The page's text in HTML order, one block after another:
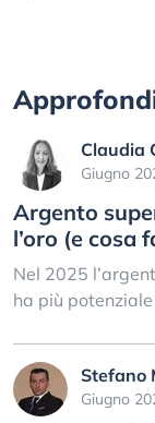
Claudia
Giugno
Argento
l’oro (e cosa
Nel 2025
ha più
Stefano
Giugno